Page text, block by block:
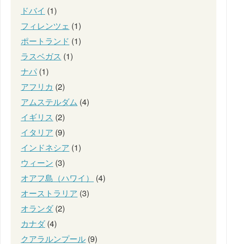
ドバイ (1)
フィレンツェ (1)
ポートランド (1)
ラスベガス (1)
ナパ (1)
アフリカ (2)
アムステルダム (4)
イギリス (2)
イタリア (9)
インドネシア (1)
ウィーン (3)
オアフ島（ハワイ）
(4)
オーストラリア (3)
オランダ(2)
カナダ(4)
クアラルンプール (9)